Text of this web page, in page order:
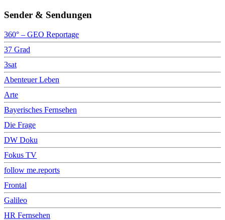
Sender & Sendungen
360° – GEO Reportage
37 Grad
3sat
Abenteuer Leben
Arte
Bayerisches Fernsehen
Die Frage
DW Doku
Fokus TV
follow me.reports
Frontal
Galileo
HR Fernsehen